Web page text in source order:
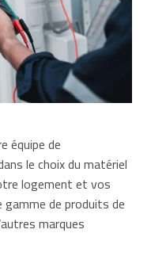
équipe de
le choix du matériel
logement et vos
de produits de
marques